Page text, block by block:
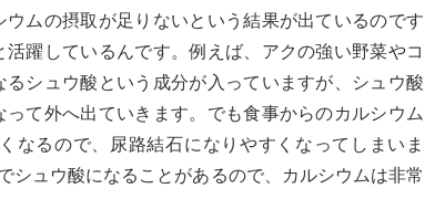
ムの摂取が足りないという結果が出ているのです
躍しているんです。例えば、アクの強い野菜やコ
シュウ酸という成分が入っていますが、シュウ酸
て外へ出ていきます。でも食事からのカルシウム
なるので、尿路結石になりやすくなってしまいま
シュウ酸になることがあるので、カルシウムは非常